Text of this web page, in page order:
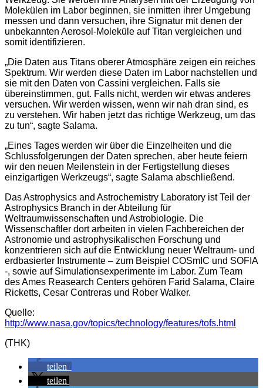
Molekülen im Labor beginnen, sie inmitten ihrer Umgebung
messen und dann versuchen, ihre Signatur mit denen der
unbekannten Aerosol-Moleküle auf Titan vergleichen und
somit identifizieren.
„Die Daten aus Titans oberer Atmosphäre zeigen ein reiches
Spektrum. Wir werden diese Daten im Labor nachstellen und
sie mit den Daten von Cassini vergleichen. Falls sie
übereinstimmen, gut. Falls nicht, werden wir etwas anderes
versuchen. Wir werden wissen, wenn wir nah dran sind, es
zu verstehen. Wir haben jetzt das richtige Werkzeug, um das
zu tun“, sagte Salama.
„Eines Tages werden wir über die Einzelheiten und die
Schlussfolgerungen der Daten sprechen, aber heute feiern
wir den neuen Meilenstein in der Fertigstellung dieses
einzigartigen Werkzeugs“, sagte Salama abschließend.
Das Astrophysics and Astrochemistry Laboratory ist Teil der
Astrophysics Branch in der Abteilung für
Weltraumwissenschaften und Astrobiologie. Die
Wissenschaftler dort arbeiten in vielen Fachbereichen der
Astronomie und astrophysikalischen Forschung und
konzentrieren sich auf die Entwicklung neuer Weltraum- und
erdbasierter Instrumente – zum Beispiel COSmIC und SOFIA
-, sowie auf Simulationsexperimente im Labor. Zum Team
des Ames Reasearch Centers gehören Farid Salama, Claire
Ricketts, Cesar Contreras und Rober Walker.
Quelle:
http://www.nasa.gov/topics/technology/features/tofs.html
(THK)
teilen
teilen